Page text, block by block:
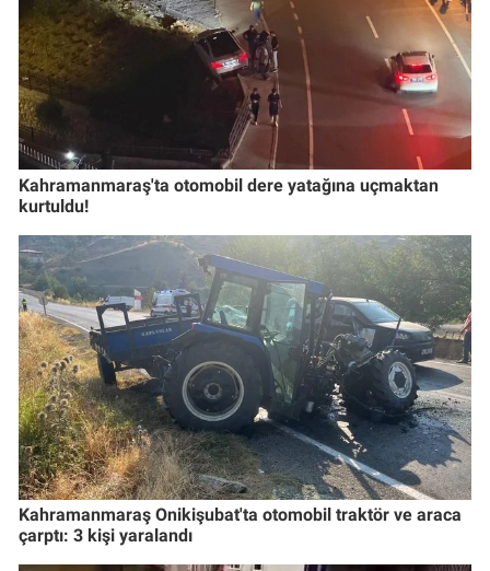
Kahramanmaraş'ta otomobil dere yatağına uçmaktan
kurtuldu!
Kahramanmaraş Onikişubat'ta otomobil traktör ve araca
çarptı: 3 kişi yaralandı